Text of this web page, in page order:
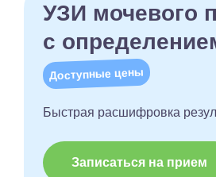
УЗИ мочевого
с
Доступные цены
Быстрая расшифровка
Записаться на прием